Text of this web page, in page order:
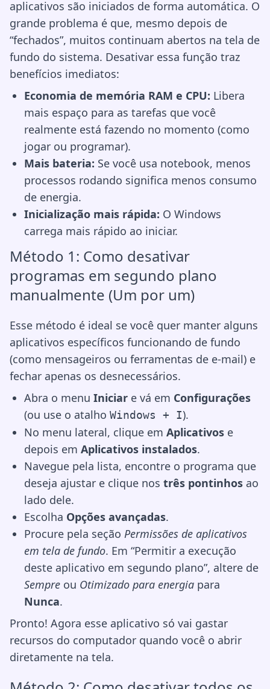
aplicativos são iniciados de forma automática. O
grande problema é que, mesmo depois de
“fechados”, muitos continuam abertos na tela de
fundo do sistema. Desativar essa função traz
benefícios imediatos:
Economia de memória RAM e CPU: Libera
mais espaço para as tarefas que você
realmente está fazendo no momento (como
jogar ou programar).
Mais bateria: Se você usa notebook, menos
processos rodando significa menos consumo
de energia.
Inicialização mais rápida: O Windows
carrega mais rápido ao iniciar.
Método 1: Como desativar
programas em segundo plano
manualmente (Um por um)
Esse método é ideal se você quer manter alguns
aplicativos específicos funcionando de fundo
(como mensageiros ou ferramentas de e-mail) e
fechar apenas os desnecessários.
Abra o menu Iniciar e vá em Configurações
(ou use o atalho Windows + I).
No menu lateral, clique em Aplicativos e
depois em Aplicativos instalados.
Navegue pela lista, encontre o programa que
deseja ajustar e clique nos três pontinhos ao
lado dele.
Escolha Opções avançadas.
Procure pela seção Permissões de aplicativos
em tela de fundo. Em “Permitir a execução
deste aplicativo em segundo plano”, altere de
Sempre ou Otimizado para energia para
Nunca.
Pronto! Agora esse aplicativo só vai gastar
recursos do computador quando você o abrir
diretamente na tela.